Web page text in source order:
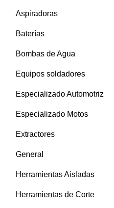
Aspiradoras
Baterías
Bombas de Agua
Equipos soldadores
Especializado Automotriz
Especializado Motos
Extractores
General
Herramientas Aisladas
Herramientas de Corte